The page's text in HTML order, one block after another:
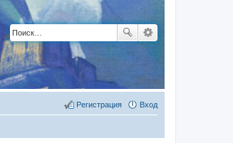
Вход
Регистрация